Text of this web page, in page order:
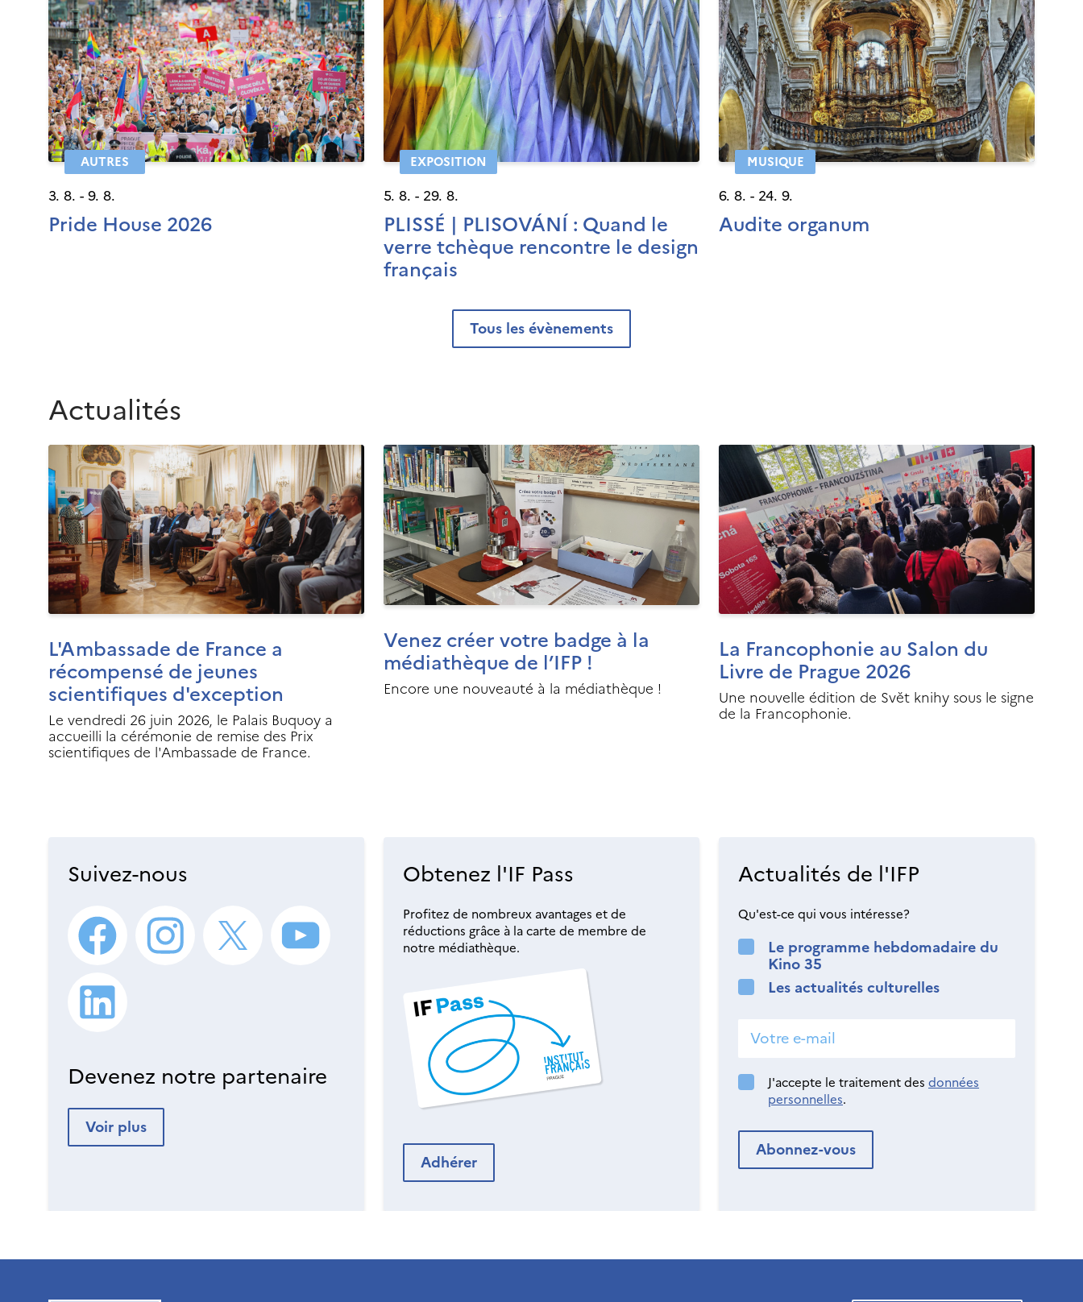
AUTRES
3. 8. - 9. 8.
Pride House 2026
EXPOSITION
5. 8. - 29. 8.
PLISSÉ | PLISOVÁNÍ : Quand le
verre tchèque rencontre le design
français
MUSIQUE
6. 8. - 24. 9.
Audite organum
Tous les évènements
Actualités
L'Ambassade de France a
récompensé de jeunes
scientifiques d'exception
Le vendredi 26 juin 2026, le Palais Buquoy a
accueilli la cérémonie de remise des Prix
scientifiques de l'Ambassade de France.
Venez créer votre badge à la
médiathèque de l’IFP !
Encore une nouveauté à la médiathèque !
La Francophonie au Salon du
Livre de Prague 2026
Une nouvelle édition de Svět knihy sous le signe
de la Francophonie.
Suivez-nous
Devenez notre partenaire
Voir plus
Obtenez l'IF Pass
Profitez de nombreux avantages et de
réductions grâce à la carte de membre de
notre médiathèque.
Adhérer
Actualités de l'IFP
Qu'est-ce qui vous intéresse?
Le programme hebdomadaire du
Kino 35
Les actualités culturelles
J'accepte le traitement des données
personnelles.